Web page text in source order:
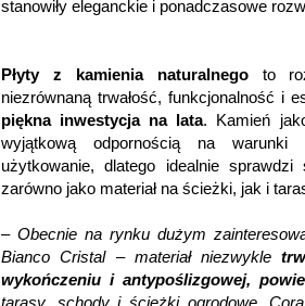
stanowiły eleganckie i ponadczasowe
Płyty z kamienia naturalnego to
niezrównaną trwałość, funkcjonalność i
piękna inwestycja na lata. Kamień
wyjątkową odpornością na warunki
użytkowanie, dlatego idealnie
zarówno jako materiał na ścieżki, jak i
– Obecnie na rynku dużym
Bianco Cristal – materiał niezwykle
wykończeniu i antypoślizgowej,
tarasy, schody i ścieżki ogrodowe.